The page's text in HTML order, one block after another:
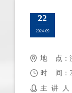
22
2024-09
地 点：
时 间：
主 讲 人